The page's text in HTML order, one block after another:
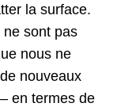
la surface.
sont pas
nous ne
nouveaux
en termes de